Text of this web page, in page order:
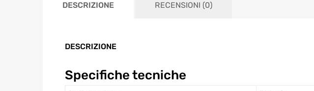
DESCRIZIONE RECENSIONI (0)
DESCRIZIONE
Specifiche tecniche